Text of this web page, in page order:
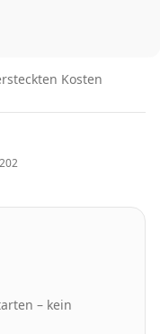
Kosten
– kein